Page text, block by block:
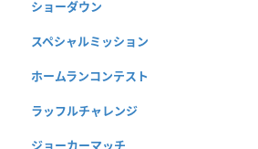
ショーダウン
スペシャルミッション
ホームランコンテスト
ラッフルチャレンジ
ジョーカーマッチ